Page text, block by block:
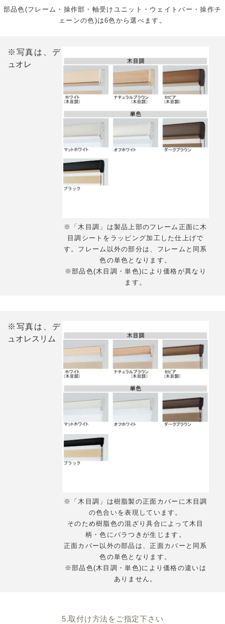
部品色(フレーム・操作部・軸受けユニット・ウェイトバー・操作チ
ェーンの色)は6色から選べます。
※写真は、デ
ュオレ
※「木目調」は製品上部のフレーム正面に木
目調シートをラッピング加工した仕上げで
す。フレーム以外の部分は、フレームと同系
色の単色となります。
※部品色(木目調・単色)により価格が異なり
ます。
※写真は、デ
ュオレスリム
※「木目調」は樹脂製の正面カバーに木目調
の色合いを表現しています。
そのため樹脂色の混ざり具合によって木目
柄・色にバラつきが生じます。
正面カバー以外の部品は、正面カバーと同系
色の単色となります。
※部品色(木目調・単色)により価格の違いは
ありません。
5.取付け方法をご指定下さい